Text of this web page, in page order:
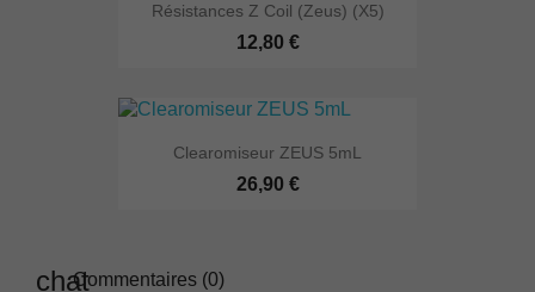
Résistances Z Coil (Zeus) (X5)
12,80 €
Clearomiseur ZEUS 5mL
26,90 €
Commentaires (0)